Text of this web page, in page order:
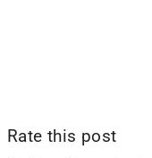
Rate this post